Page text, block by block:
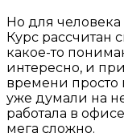
Но для человека
Курс рассчитан
какое-то
интересно, и
времени просто
уже думали на
работала в
мега сложно.